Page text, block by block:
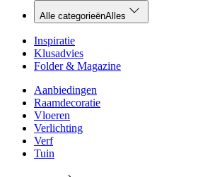
Alle categorieënAlles
Inspiratie
Klusadvies
Folder & Magazine
Aanbiedingen
Raamdecoratie
Vloeren
Verlichting
Verf
Tuin